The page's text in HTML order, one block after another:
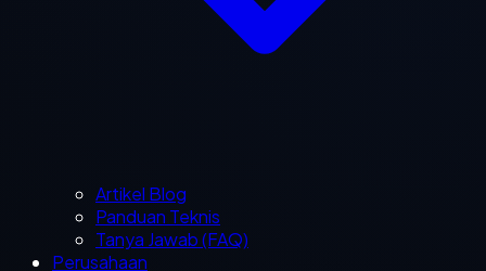
Artikel Blog
Panduan Teknis
Tanya Jawab (FAQ)
Perusahaan